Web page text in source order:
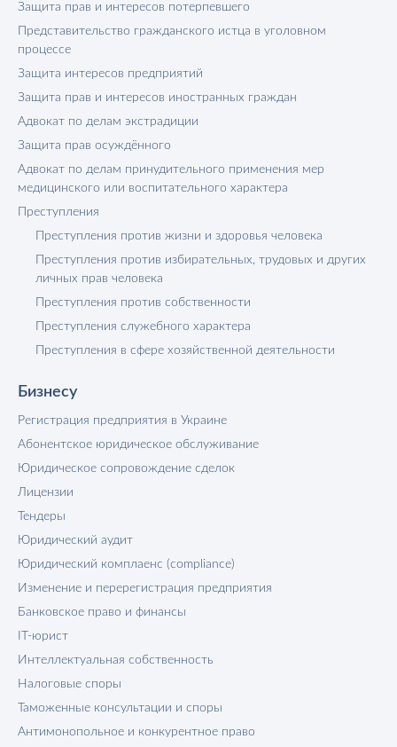
Защита прав и интересов потерпевшего
Представительство гражданского истца в уголовном
процессе
Защита интересов предприятий
Защита прав и интересов иностранных граждан
Адвокат по делам экстрадиции
Защита прав осуждённого
Адвокат по делам принудительного применения мер
медицинского или воспитательного характера
Преступления
Преступления против жизни и здоровья человека
Преступления против избирательных, трудовых и других
личных прав человека
Преступления против собственности
Преступления служебного характера
Преступления в сфере хозяйственной деятельности
Бизнесу
Регистрация предприятия в Украине
Абонентское юридическое обслуживание
Юридическое сопровождение сделок
Лицензии
Тендеры
Юридический аудит
Юридический комплаенс (compliance)
Изменение и перерегистрация предприятия
Банковское право и финансы
IT-юрист
Интеллектуальная собственность
Налоговые споры
Таможенные консультации и споры
Антимонопольное и конкурентное право